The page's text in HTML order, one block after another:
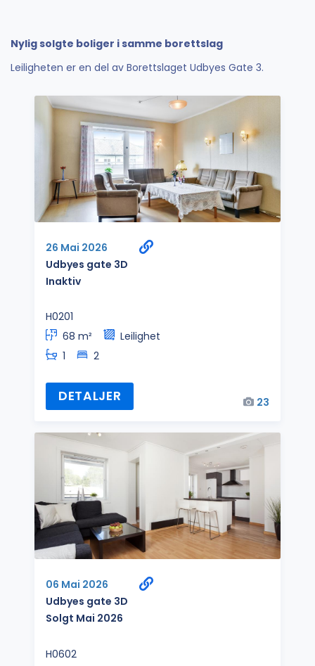
Nylig solgte boliger i samme borettslag
Leiligheten er en del av Borettslaget Udbyes Gate 3.
26 Mai 2026
Udbyes gate 3D
Inaktiv
H0201
68 m²
Leilighet
1
2
DETALJER 23
06 Mai 2026
Udbyes gate 3D
Solgt Mai 2026
H0602